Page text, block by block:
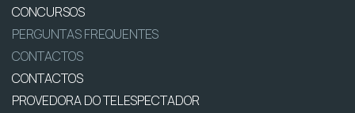
CONCURSOS
PERGUNTAS FREQUENTES
CONTACTOS
CONTACTOS
PROVEDORA DO TELESPECTADOR